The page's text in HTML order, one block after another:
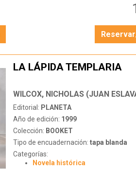
LA LÁPIDA TEMPLARIA
WILCOX, NICHOLAS (JUAN
Editorial: PLANETA
Año de edición: 1999
Colección: BOOKET
Tipo de encuadernación: tapa blanda
Categorías:
Novela histórica